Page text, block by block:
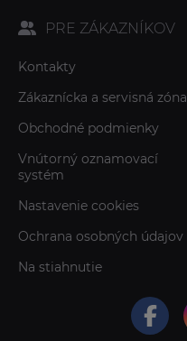
PRE ZÁKAZNÍKOV
Kontakty
Zákaznícka a servisná zóna
Obchodné podmienky
Vnútorný oznamovací
systém
Nastavenie cookies
Ochrana osobných údajov
Na stiahnutie